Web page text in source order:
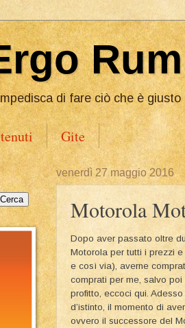
Rum
di fare ciò che è giusto
Gite
venerdì 27 maggio 2016
Motorola
Dopo aver passato oltre
Motorola per tutti i prezzi
e così via), averne
comprati per me, salvo
profitto, eccoci qui. Adesso
d’istinto, il momento di
ovvero il successore del